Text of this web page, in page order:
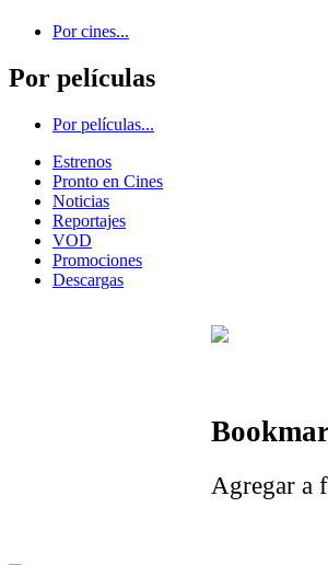
Por cines...
Por películas
Por películas...
Estrenos
Pronto en Cines
Noticias
Reportajes
VOD
Promociones
Descargas
Agregar a